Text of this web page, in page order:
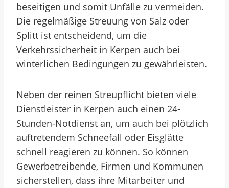
beseitigen und somit Unfälle zu vermeiden.
Die regelmäßige Streuung von Salz oder
Splitt ist entscheidend, um die
Verkehrssicherheit in Kerpen auch bei
winterlichen Bedingungen zu gewährleisten.
Neben der reinen Streupflicht bieten viele
Dienstleister in Kerpen auch einen 24-
Stunden-Notdienst an, um auch bei plötzlich
auftretendem Schneefall oder Eisglätte
schnell reagieren zu können. So können
Gewerbetreibende, Firmen und Kommunen
sicherstellen, dass ihre Mitarbeiter und